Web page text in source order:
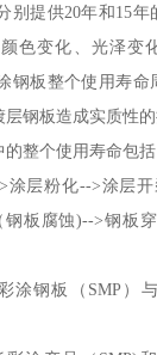
别提供20年和15
色变化、光泽变
钢板整个使用寿命
钢板造成实质性的
整个使用寿命包括
涂层粉化-->涂层
钢板腐蚀)-->钢板
涂钢板（SMP）